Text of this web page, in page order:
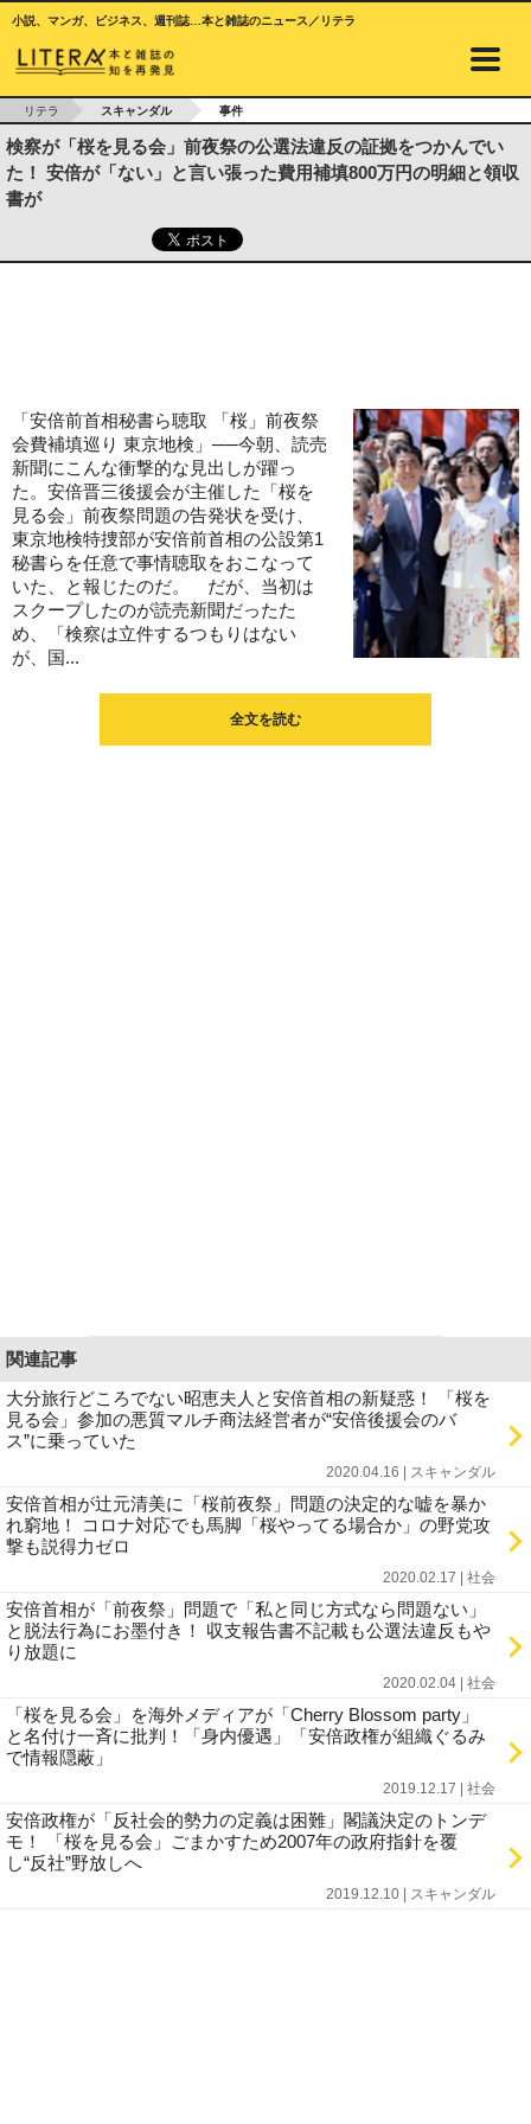
小説、マンガ、ビジネス、週刊誌…本と雑誌のニュース／リテラ
リテラ スキャンダル 事件
検察が「桜を見る会」前夜祭の公選法違反の証拠をつかんでい
た！ 安倍が「ない」と言い張った費用補填800万円の明細と領収
書が
「安倍前首相秘書ら聴取 「桜」前夜祭
会費補填巡り 東京地検」──今朝、読売
新聞にこんな衝撃的な見出しが躍っ
た。安倍晋三後援会が主催した「桜を
見る会」前夜祭問題の告発状を受け、
東京地検特捜部が安倍前首相の公設第1
秘書らを任意で事情聴取をおこなって
いた、と報じたのだ。 だが、当初は
スクープしたのが読売新聞だったた
め、「検察は立件するつもりはない
が、国...
全文を読む
関連記事
大分旅行どころでない昭恵夫人と安倍首相の新疑惑！ 「桜を
見る会」参加の悪質マルチ商法経営者が“安倍後援会のバ
ス”に乗っていた
2020.04.16 | スキャンダル
安倍首相が辻元清美に「桜前夜祭」問題の決定的な嘘を暴か
れ窮地！ コロナ対応でも馬脚「桜やってる場合か」の野党攻
撃も説得力ゼロ
2020.02.17 | 社会
安倍首相が「前夜祭」問題で「私と同じ方式なら問題ない」
と脱法行為にお墨付き！ 収支報告書不記載も公選法違反もや
り放題に
2020.02.04 | 社会
「桜を見る会」を海外メディアが「Cherry Blossom party」
と名付け一斉に批判！「身内優遇」「安倍政権が組織ぐるみ
で情報隠蔽」
2019.12.17 | 社会
安倍政権が「反社会的勢力の定義は困難」閣議決定のトンデ
モ！ 「桜を見る会」ごまかすため2007年の政府指針を覆
し“反社”野放しへ
2019.12.10 | スキャンダル